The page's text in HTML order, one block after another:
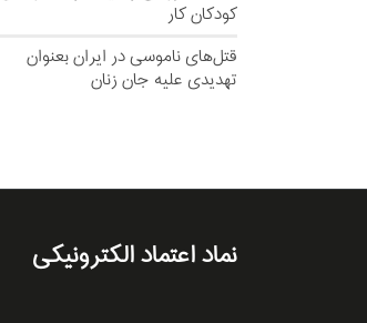
کودکان کار
قتل‌های ناموسی در ایران بعنوان
تهدیدی علیه جان زنان
نماد اعتماد الکترونیکی